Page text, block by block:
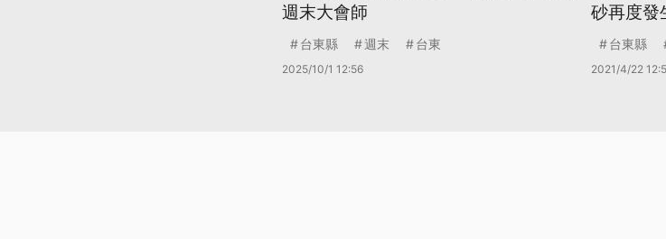
週末大會師
台東縣 週末 台東
2025/10/1 12:56
砂再度發
台東縣
2021/4/22